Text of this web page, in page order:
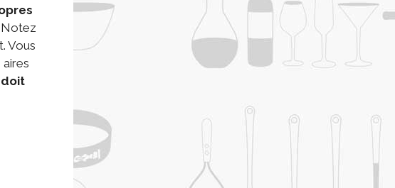
Notez
Vous
doit